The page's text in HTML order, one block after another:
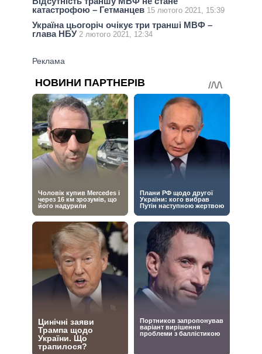
катастрофою – Гетманцев 15 лютого 2021, 15:39
Україна цьогоріч очікує три транші МВФ –
глава НБУ 2 лютого 2021, 12:34